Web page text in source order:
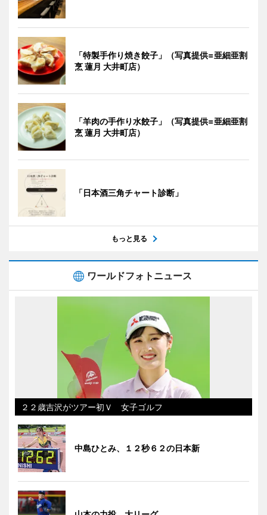
「特製手作り焼き餃子」（写真提供=亜細亜割
烹 蓮月 大井町店）
「羊肉の手作り水餃子」（写真提供=亜細亜割
烹 蓮月 大井町店）
「日本酒三角チャート診断」
もっと見る
ワールドフォトニュース
２２歳吉沢がツアー初Ｖ 女子ゴルフ
中島ひとみ、１２秒６２の日本新